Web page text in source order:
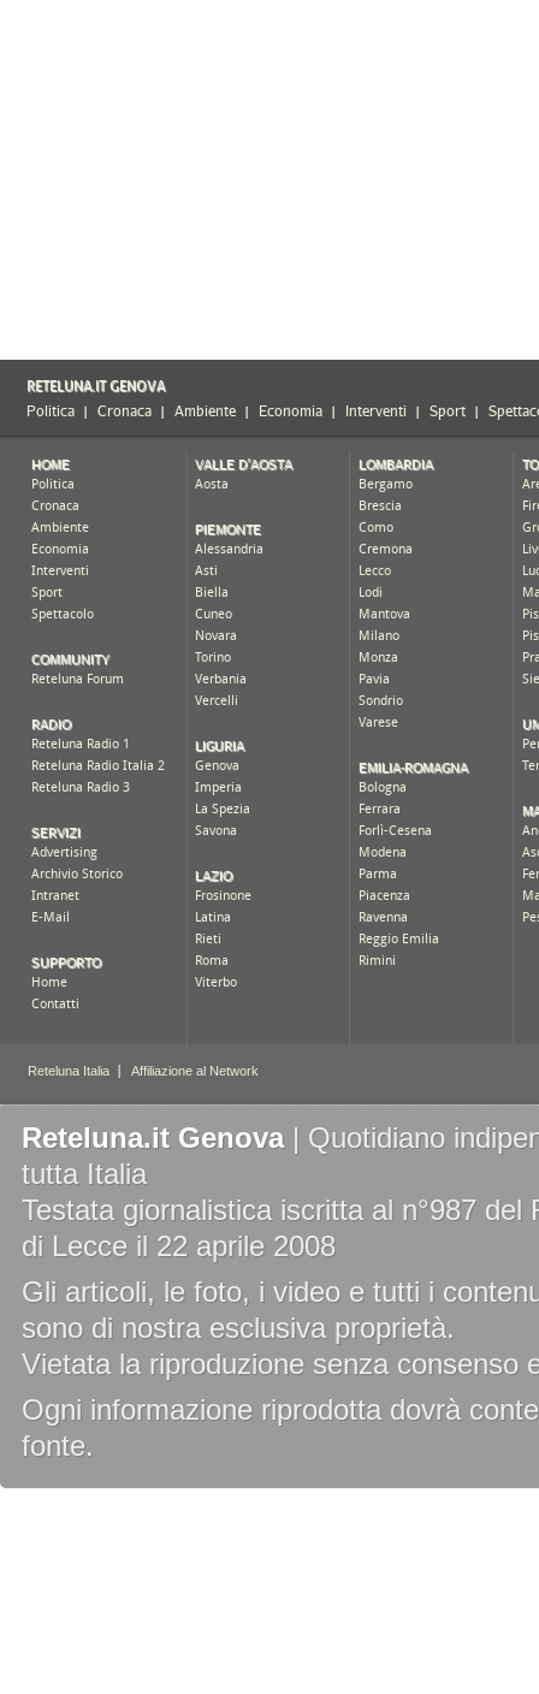
Reteluna.it Genova| Quotidiano
tutta Italia
Testata giornalistica iscritta al n°987
di Lecce il 22 aprile 2008
Gli articoli, le foto, i video e tutti i
sono di nostra esclusiva proprietà.
Vietata la riproduzione senza consenso
Ogni informazione riprodotta dovrà
fonte.